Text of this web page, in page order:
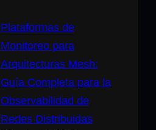
Plataformas de
Monitoreo para
Arquitecturas Mesh:
Guía Completa para la
Observabilidad de
Redes Distribuidas